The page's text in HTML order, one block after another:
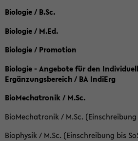
Biologie / B.Sc.
Biologie / M.Ed.
Biologie / Promotion
Biologie - Angebote für den
Ergänzungsbereich / BA IndiErg
BioMechatronik / M.Sc.
BioMechatronik / M.Sc. (Einschreibung
Biophysik / M.Sc. (Einschreibung bis